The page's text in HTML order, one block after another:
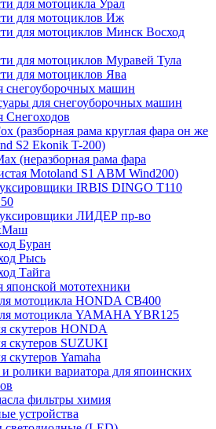
для мотоцикла Урал
для мотоциклов Иж
для мотоциклов Минск Восход
для мотоциклов Муравей Тула
для мотоциклов Ява
снегоуборочных машин
для снегоуборочных машин
Снегоходов
(разборная рама круглая фара он же
S2 Ekonik T-200)
(неразборная рама фара
Motoland S1 ABM Wind200)
IRBIS DINGO Т110
ЛИДЕР пр-во
Буран
Рысь
Тайга
японской мототехники
мотоцикла HONDA CB400
мотоцикла YAMAHA YBR125
скутеров HONDA
скутеров SUZUKI
скутеров Yamaha
ролики вариатора для япоинских
фильтры химия
устройства